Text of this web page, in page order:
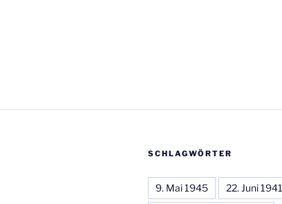
SCHLAGWÖRTER
9. Mai 1945 22. Juni 1941